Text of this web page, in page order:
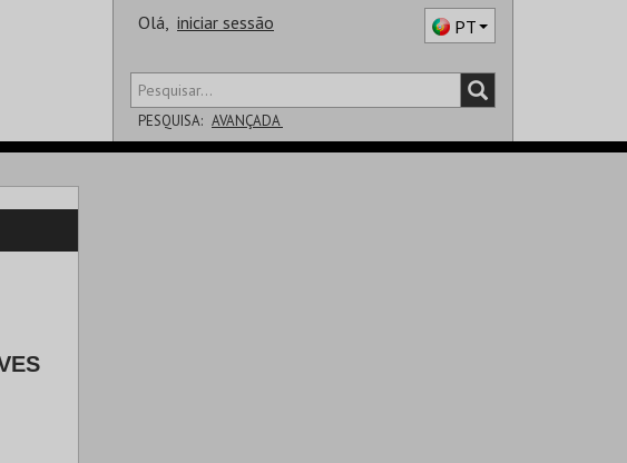
Olá, iniciar sessão PT
PESQUISA: AVANÇADA